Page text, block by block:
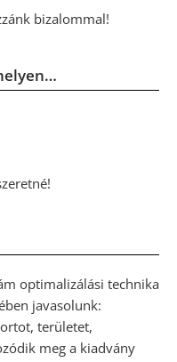
bizalommal!
optimalizálási technika
javasolunk:
területet,
meg a kiadvány